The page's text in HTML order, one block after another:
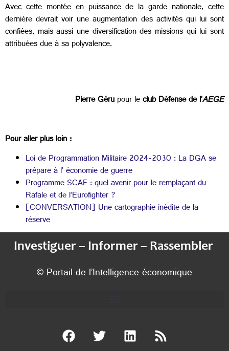
Avec cette montée en puissance de la garde nationale, cette
dernière devrait voir une augmentation des activités qui lui sont
confiées, mais aussi une diversification des missions qui lui sont
attribuées due à sa polyvalence.
Pierre Gérupour leclub Défense de l’AEGE
Pour aller plus loin :
Loi de Programmation Militaire 2024-2030 : La DGA se
prépare à l’ économie de guerre
Programme SCAF : quel avenir pour le remplaçant du
Rafale et de l’Eurofighter ?
[CONVERSATION] Une cartographie inédite de la
réserve
Investiguer – Informer – Rassembler
© Portail de l’Intelligence économique